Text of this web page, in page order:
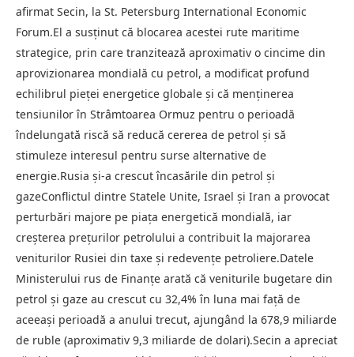
afirmat Secin, la St. Petersburg International Economic
Forum.El a susţinut că blocarea acestei rute maritime
strategice, prin care tranzitează aproximativ o cincime din
aprovizionarea mondială cu petrol, a modificat profund
echilibrul pieţei energetice globale și că menţinerea
tensiunilor în Strâmtoarea Ormuz pentru o perioadă
îndelungată riscă să reducă cererea de petrol şi să
stimuleze interesul pentru surse alternative de
energie.Rusia și-a crescut încasările din petrol și
gazeConflictul dintre Statele Unite, Israel şi Iran a provocat
perturbări majore pe piaţa energetică mondială, iar
creşterea preţurilor petrolului a contribuit la majorarea
veniturilor Rusiei din taxe şi redevenţe petroliere.Datele
Ministerului rus de Finanţe arată că veniturile bugetare din
petrol şi gaze au crescut cu 32,4% în luna mai faţă de
aceeaşi perioadă a anului trecut, ajungând la 678,9 miliarde
de ruble (aproximativ 9,3 miliarde de dolari).Secin a apreciat